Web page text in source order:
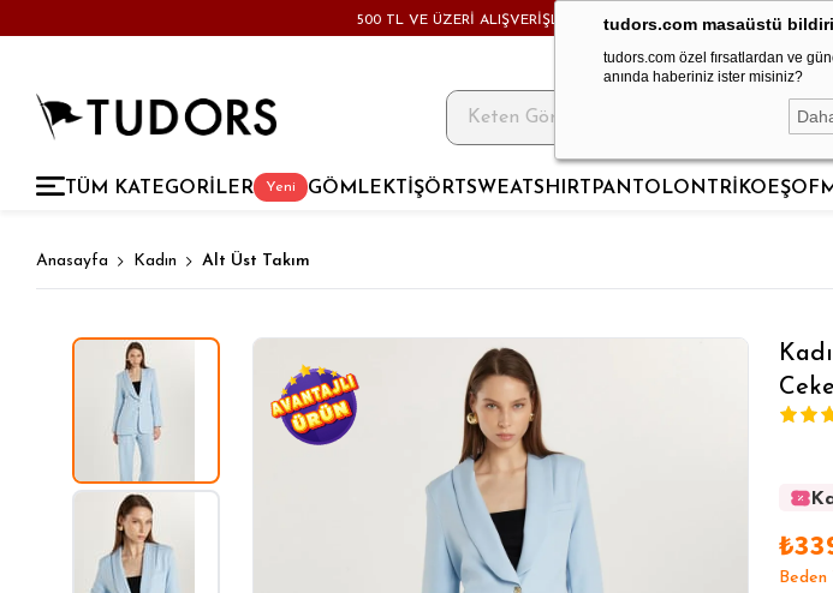
tudors.com masaüstü
tudors.com özel fırsatlardan ve
anında haberiniz ister misiniz?
500 TL VE ÜZERİ ALIŞVERİŞLERDE KARGO BEDAVA! - HAFTA İÇİ
Yeni
TÜM KATEGORİLER GÖMLEK TİŞÖRT SWEATSHIRT PANTOLON TRİKO
Anasayfa Kadın Alt Üst Takım
Beden